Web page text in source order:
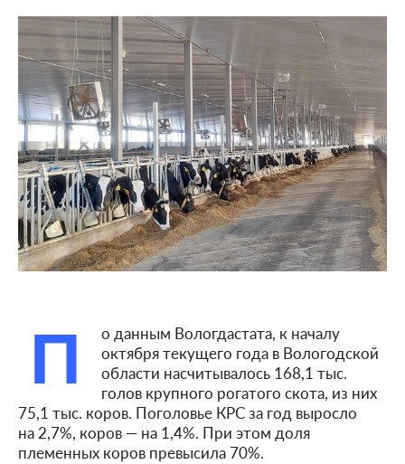
П
о данным Вологдастата, к началу
октября текущего года в Вологодской
области насчитывалось 168,1 тыс.
голов крупного рогатого скота, из них
75,1 тыс. коров. Поголовье КРС за год выросло
на 2,7%, коров — на 1,4%. При этом доля
племенных коров превысила 70%.